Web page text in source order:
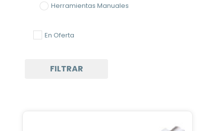
Herramientas Manuales
En Oferta
FILTRAR